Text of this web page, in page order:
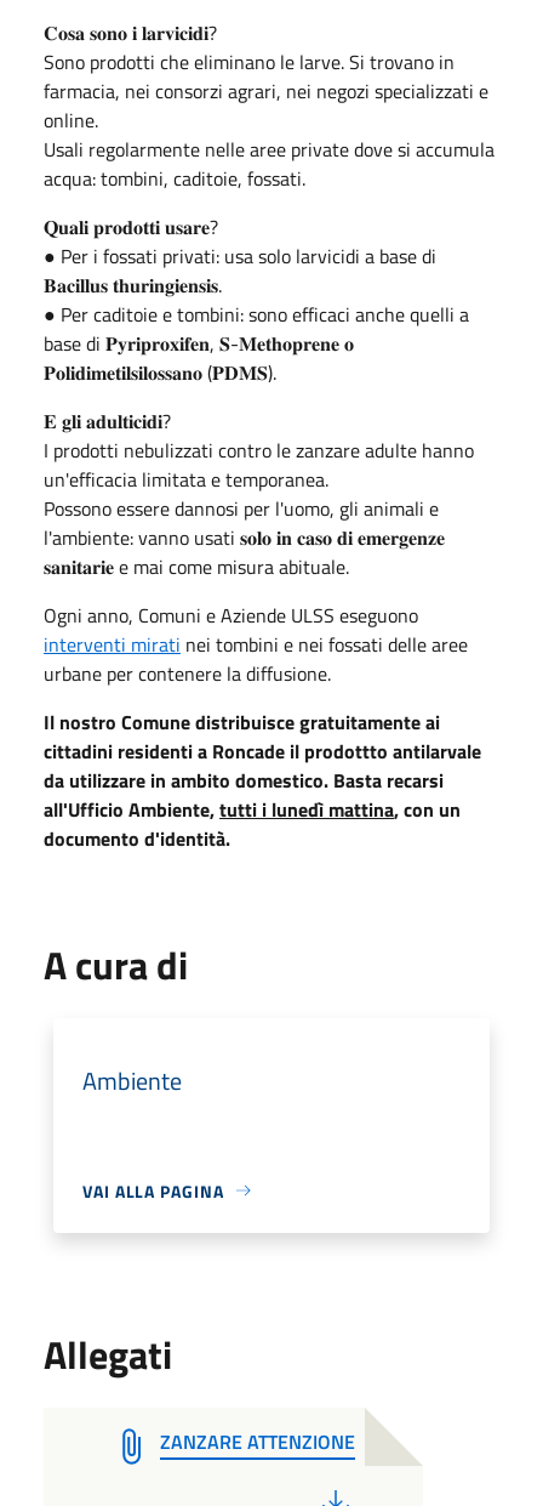
𝐂𝐨𝐬𝐚 𝐬𝐨𝐧𝐨 𝐢 𝐥𝐚𝐫𝐯𝐢𝐜𝐢𝐝𝐢?
Sono prodotti che eliminano le larve. Si trovano in
farmacia, nei consorzi agrari, nei negozi specializzati e
online.
Usali regolarmente nelle aree private dove si accumula
acqua: tombini, caditoie, fossati.
𝐐𝐮𝐚𝐥𝐢 𝐩𝐫𝐨𝐝𝐨𝐭𝐭𝐢 𝐮𝐬𝐚𝐫𝐞?
● Per i fossati privati: usa solo larvicidi a base di
𝐁𝐚𝐜𝐢𝐥𝐥𝐮𝐬 𝐭𝐡𝐮𝐫𝐢𝐧𝐠𝐢𝐞𝐧𝐬𝐢𝐬.
● Per caditoie e tombini: sono efficaci anche quelli a
base di 𝐏𝐲𝐫𝐢𝐩𝐫𝐨𝐱𝐢𝐟𝐞𝐧, 𝐒-𝐌𝐞𝐭𝐡𝐨𝐩𝐫𝐞𝐧𝐞 𝐨
𝐏𝐨𝐥𝐢𝐝𝐢𝐦𝐞𝐭𝐢𝐥𝐬𝐢𝐥𝐨𝐬𝐬𝐚𝐧𝐨 (𝐏𝐃𝐌𝐒).
𝐄 𝐠𝐥𝐢 𝐚𝐝𝐮𝐥𝐭𝐢𝐜𝐢𝐝𝐢?
I prodotti nebulizzati contro le zanzare adulte hanno
un'efficacia limitata e temporanea.
Possono essere dannosi per l'uomo, gli animali e
l'ambiente: vanno usati 𝐬𝐨𝐥𝐨 𝐢𝐧 𝐜𝐚𝐬𝐨 𝐝𝐢 𝐞𝐦𝐞𝐫𝐠𝐞𝐧𝐳𝐞
𝐬𝐚𝐧𝐢𝐭𝐚𝐫𝐢𝐞 e mai come misura abituale.
Ogni anno, Comuni e Aziende ULSS eseguono
interventi mirati nei tombini e nei fossati delle aree
urbane per contenere la diffusione.
Il nostro Comune distribuisce gratuitamente ai
cittadini residenti a Roncade il prodottto antilarvale
da utilizzare in ambito domestico. Basta recarsi
all'Ufficio Ambiente,tutti i lunedì mattina, con un
documento d'identità.
A cura di
Ambiente
VAI ALLA PAGINA
Allegati
ZANZARE ATTENZIONE